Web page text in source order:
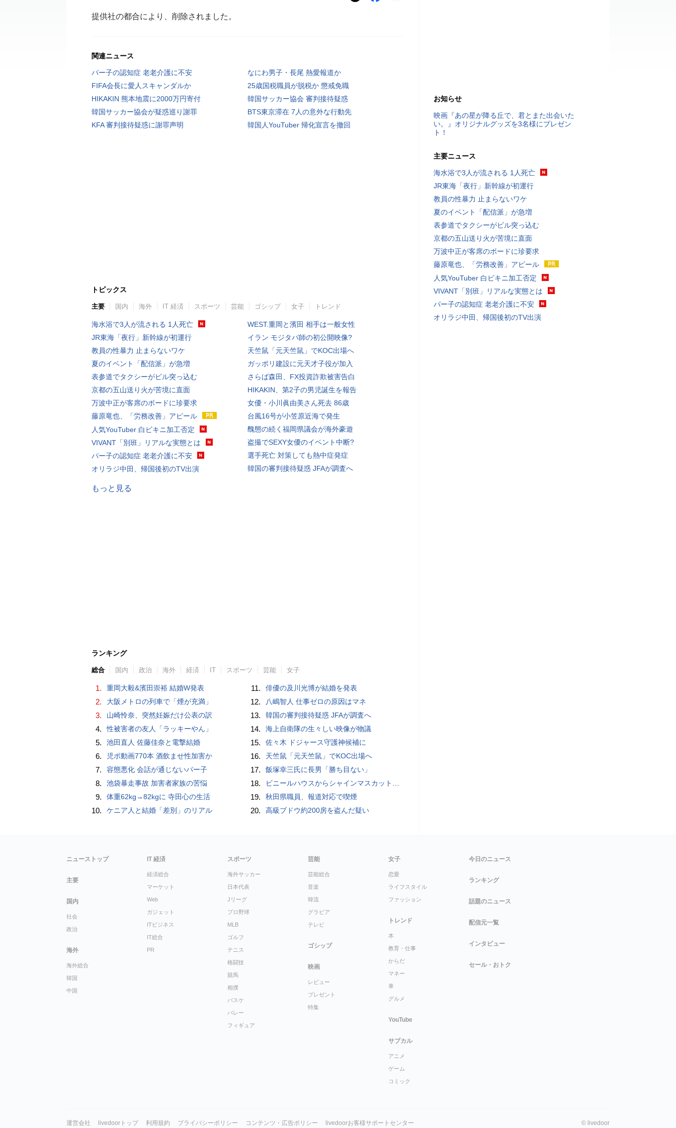
提供社の都合により、削除されました。
関連ニュース
パー子の認知症 老老介護に不安
なにわ男子・長尾 熱愛報道か
FIFA会長に愛人スキャンダルか
25歳国税職員が脱税か 懲戒免職
HIKAKIN 熊本地震に2000万円寄付
韓国サッカー協会 審判接待疑惑
韓国サッカー協会が疑惑巡り謝罪
BTS東京滞在 7人の意外な行動先
KFA 審判接待疑惑に謝罪声明
韓国人YouTuber 帰化宣言を撤回
トピックス
主要 国内 海外 IT 経済 スポーツ 芸能 ゴシップ 女子 トレンド
海水浴で3人が流される 1人死亡
JR東海「夜行」新幹線が初運行
教員の性暴力 止まらないワケ
夏のイベント「配信派」が急増
表参道でタクシーがビル突っ込む
京都の五山送り火が苦境に直面
万波中正が客席のボードに珍要求
藤原竜也、「労務改善」アピール
人気YouTuber 白ビキニ加工否定
VIVANT「別班」リアルな実態とは
パー子の認知症 老老介護に不安
オリラジ中田、帰国後初のTV出演
WEST.重岡と濱田 相手は一般女性
イラン モジタバ師の初公開映像?
天竺鼠「元天竺鼠」でKOC出場へ
ガッポリ建設に元天才子役が加入
さらば森田、FX投資詐欺被害告白
HIKAKIN、第2子の男児誕生を報告
女優・小川眞由美さん死去 86歳
台風16号が小笠原近海で発生
醜態の続く福岡県議会が海外豪遊
盗撮でSEXY女優のイベント中断?
選手死亡 対策しても熱中症発症
韓国の審判接待疑惑 JFAが調査へ
もっと見る
ランキング
総合 国内 政治 海外 経済 IT スポーツ 芸能 女子
1. 重岡大毅&濱田崇裕 結婚W発表
2. 大阪メトロの列車で「煙が充満」
3. 山崎怜奈、突然妊娠だけ公表の訳
4. 性被害者の友人「ラッキーやん」
5. 池田直人 佐藤佳奈と電撃結婚
6. 児ポ動画770本 酒飲ませ性加害か
7. 容態悪化 会話が通じないパー子
8. 池袋暴走事故 加害者家族の苦悩
9. 体重62kg→82kgに 寺田心の生活
10. ケニア人と結婚「差別」のリアル
11. 俳優の及川光博が結婚を発表
12. 八嶋智人 仕事ゼロの原因はマネ
13. 韓国の審判接待疑惑 JFAが調査へ
14. 海上自衛隊の生々しい映像が物議
15. 佐々木 ドジャース守護神候補に
16. 天竺鼠「元天竺鼠」でKOC出場へ
17. 飯塚幸三氏に長男「勝ち目ない」
18. ビニールハウスからシャインマスカット約200房を盗んだ疑い ネットで販売か 無職の男（42）逮捕 岡山県警
19. 秋田県職員、報道対応で喫煙
20. 高級ブドウ約200房を盗んだ疑い
お知らせ
映画『あの星が降る丘で、君とまた出会いた
い。』オリジナルグッズを3名様にプレゼン
ト！
主要ニュース
海水浴で3人が流される 1人死亡
JR東海「夜行」新幹線が初運行
教員の性暴力 止まらないワケ
夏のイベント「配信派」が急増
表参道でタクシーがビル突っ込む
京都の五山送り火が苦境に直面
万波中正が客席のボードに珍要求
藤原竜也、「労務改善」アピール
人気YouTuber 白ビキニ加工否定
VIVANT「別班」リアルな実態とは
パー子の認知症 老老介護に不安
オリラジ中田、帰国後初のTV出演
ニューストップ
主要
国内
社会
政治
海外
海外総合
韓国
中国
IT 経済
経済総合
マーケット
Web
ガジェット
ITビジネス
IT総合
PR
スポーツ
海外サッカー
日本代表
Jリーグ
プロ野球
MLB
ゴルフ
テニス
格闘技
競馬
相撲
バスケ
バレー
フィギュア
芸能
芸能総合
音楽
韓流
グラビア
テレビ
ゴシップ
映画
レビュー
プレゼント
特集
女子
恋愛
ライフスタイル
ファッション
トレンド
本
教育・仕事
からだ
マネー
車
グルメ
YouTube
サブカル
アニメ
ゲーム
コミック
今日のニュース
ランキング
話題のニュース
配信元一覧
インタビュー
セール・おトク
運営会社 livedoorトップ 利用規約 プライバシーポリシー コンテンツ・広告ポリシー livedoorお客様サポートセンター © livedoor